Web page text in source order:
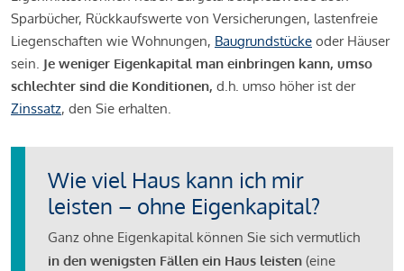
Sparbücher, Rückkaufswerte von Versicherungen, lastenfreie
Liegenschaften wie Wohnungen, Baugrundstücke oder Häuser
sein. Je weniger Eigenkapital man einbringen kann, umso
schlechter sind die Konditionen, d.h. umso höher ist der
Zinssatz, den Sie erhalten.
Wie viel Haus kann ich mir
leisten – ohne Eigenkapital?
Ganz ohne Eigenkapital können Sie sich vermutlich
in den wenigsten Fällen ein Haus leisten (eine